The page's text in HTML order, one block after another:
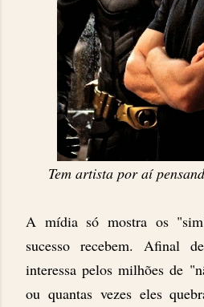
Tem artista por aí
A mídia só mostra os
sucesso recebem. Afinal
interessa pelos milhões de
ou quantas vezes eles